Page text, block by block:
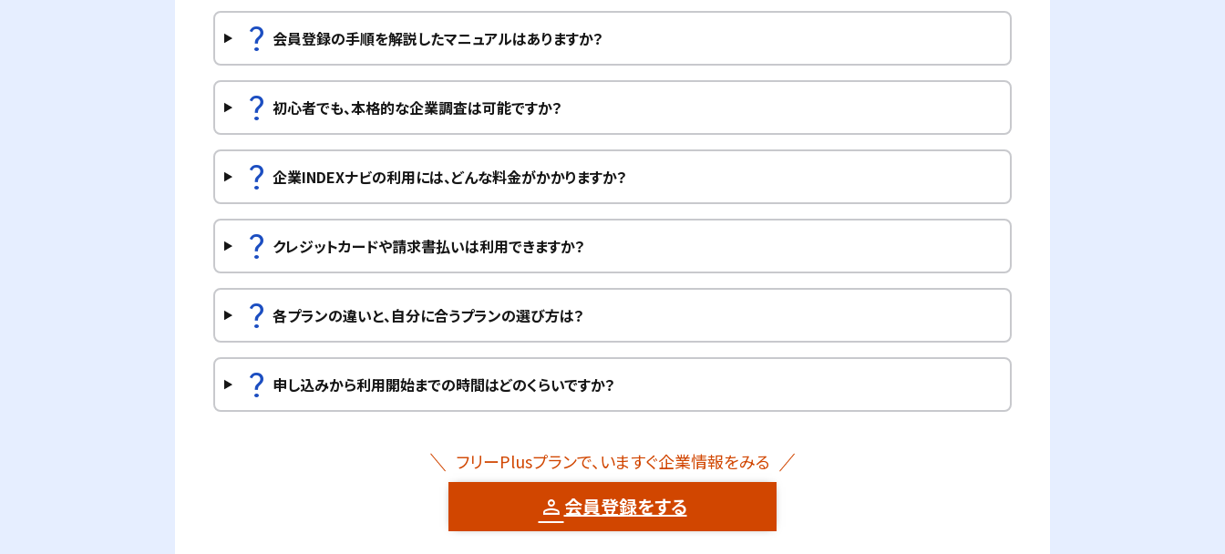
question_mark 会員登録の手順を解説したマニュアルはありますか？
question_mark 初心者でも、本格的な企業調査は可能ですか？
question_mark 企業INDEXナビの利用には、どんな料金がかかりますか？
question_mark クレジットカードや請求書払いは利用できますか？
question_mark 各プランの違いと、自分に合うプランの選び方は？
question_mark 申し込みから利用開始までの時間はどのくらいですか？
フリーPlusプランで、いますぐ企業情報をみる
会員登録をする